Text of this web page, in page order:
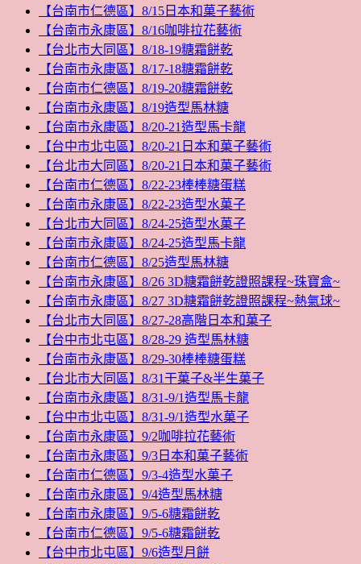
【台南市仁德區】8/15日本和菓子藝術
【台南市永康區】8/16咖啡拉花藝術
【台北市大同區】8/18-19糖霜餅乾
【台南市永康區】8/17-18糖霜餅乾
【台南市仁德區】8/19-20糖霜餅乾
【台南市永康區】8/19造型馬林糖
【台南市永康區】8/20-21造型馬卡龍
【台中市北屯區】8/20-21日本和菓子藝術
【台北市大同區】8/20-21日本和菓子藝術
【台南市仁德區】8/22-23棒棒糖蛋糕
【台南市永康區】8/22-23造型水菓子
【台北市大同區】8/24-25造型水菓子
【台南市永康區】8/24-25造型馬卡龍
【台南市仁德區】8/25造型馬林糖
【台南市永康區】8/26 3D糖霜餅乾證照課程~珠寶盒~
【台南市永康區】8/27 3D糖霜餅乾證照課程~熱氣球~
【台北市大同區】8/27-28高階日本和菓子
【台中市北屯區】8/28-29 造型馬林糖
【台南市永康區】8/29-30棒棒糖蛋糕
【台北市大同區】8/31干菓子&半生菓子
【台南市永康區】8/31-9/1造型馬卡龍
【台中市北屯區】8/31-9/1造型水菓子
【台南市永康區】9/2咖啡拉花藝術
【台南市永康區】9/3日本和菓子藝術
【台南市仁德區】9/3-4造型水菓子
【台南市永康區】9/4造型馬林糖
【台南市永康區】9/5-6糖霜餅乾
【台南市仁德區】9/5-6糖霜餅乾
【台中市北屯區】9/6造型月餅